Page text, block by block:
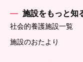
施設をもっと知
社会的養護施設一覧
施設のおたより